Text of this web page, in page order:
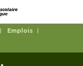
Emplois